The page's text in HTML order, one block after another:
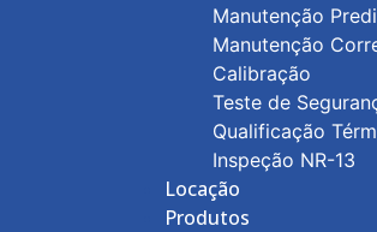
Manutenção
Manutenção
Calibração
Teste de
Qualificação
Inspeção NR-13
Locação
Produtos